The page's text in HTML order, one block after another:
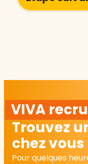
VIVA
Trouvez
chez vous
Pour quelques